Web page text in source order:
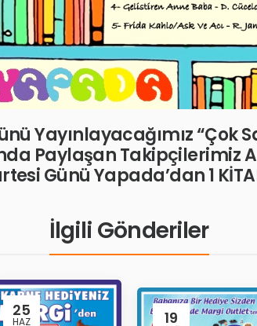
Yayınlayacağımız “Çok
Paylaşan Takipçilerimiz
Günü Yapada’dan 1
İlgili Gönderiler
25
HAZ 19